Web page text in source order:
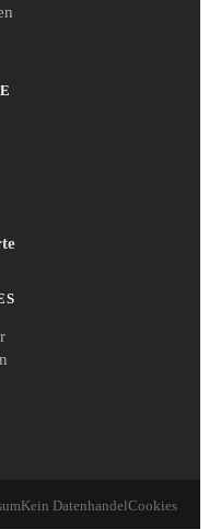
Kein DatenhandelCookies